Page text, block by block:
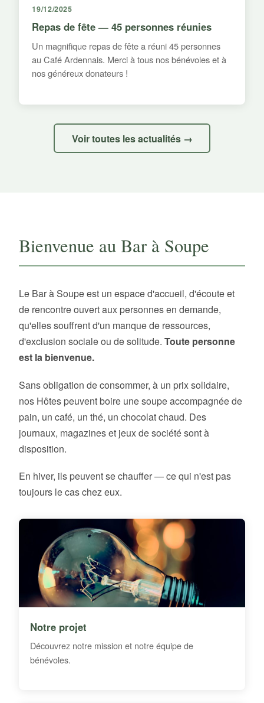
19/12/2025
Repas de fête — 45 personnes réunies
Un magnifique repas de fête a réuni 45 personnes
au Café Ardennais. Merci à tous nos bénévoles et à
nos généreux donateurs !
Voir toutes les actualités →
Bienvenue au Bar à Soupe
Le Bar à Soupe est un espace d'accueil, d'écoute et
de rencontre ouvert aux personnes en demande,
qu'elles souffrent d'un manque de ressources,
d'exclusion sociale ou de solitude. Toute personne
est la bienvenue.
Sans obligation de consommer, à un prix solidaire,
nos Hôtes peuvent boire une soupe accompagnée de
pain, un café, un thé, un chocolat chaud. Des
journaux, magazines et jeux de société sont à
disposition.
En hiver, ils peuvent se chauffer — ce qui n'est pas
toujours le cas chez eux.
Notre projet
Découvrez notre mission et notre équipe de
bénévoles.